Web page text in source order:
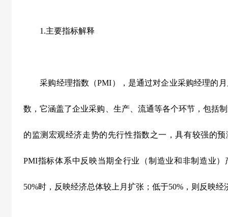
1.主要指标解释
采购经理指数（PMI），是通过对企业采购经理的
数，它涵盖了企业采购、生产、流通等各个环节，包括
的监测宏观经济走势的先行性指数之一 ，具有较强的
PMI指标体系中反映当期全行业（制造业和非制造业
50%时，反映经济总体较上月扩张；低于50% ，则反映